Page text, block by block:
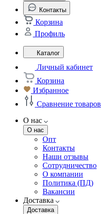
Контакты
Корзина
Профиль
Каталог
Личный кабинет
Корзина
Избранное
Сравнение товаров
О нас
О нас
Опт
Контакты
Наши отзывы
Сотрудничество
О компании
Политика (ПД)
Вакансии
Доставка
Доставка